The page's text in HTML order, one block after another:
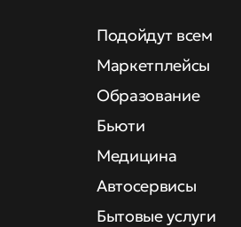
Подойдут всем
Маркетплейсы
Образование
Бьюти
Медицина
Автосервисы
Бытовые услуги